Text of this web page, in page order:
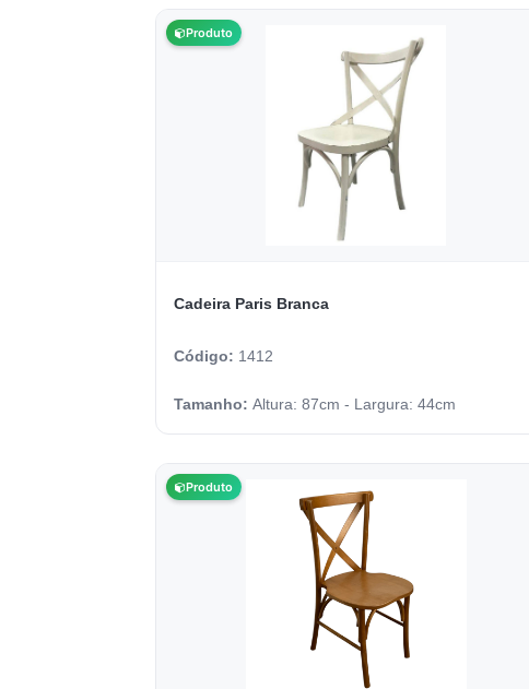
Produto
Cadeira Paris Branca
Código: 1412
Tamanho: Altura: 87cm - Largura: 44cm
Produto